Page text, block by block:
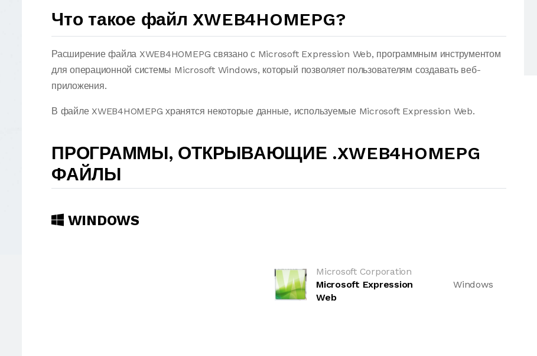
Что такое файл XWEB4HOMEPG?
Расширение файла XWEB4HOMEPG связано с Microsoft Expression Web, программным инструментом
для операционной системы Microsoft Windows, который позволяет пользователям создавать веб-
приложения.
В файле XWEB4HOMEPG хранятся некоторые данные, используемые Microsoft Expression Web.
ПРОГРАММЫ, ОТКРЫВАЮЩИЕ .XWEB4HOMEPG
ФАЙЛЫ
WINDOWS
Microsoft Corporation
Microsoft Expression
Web
Windows